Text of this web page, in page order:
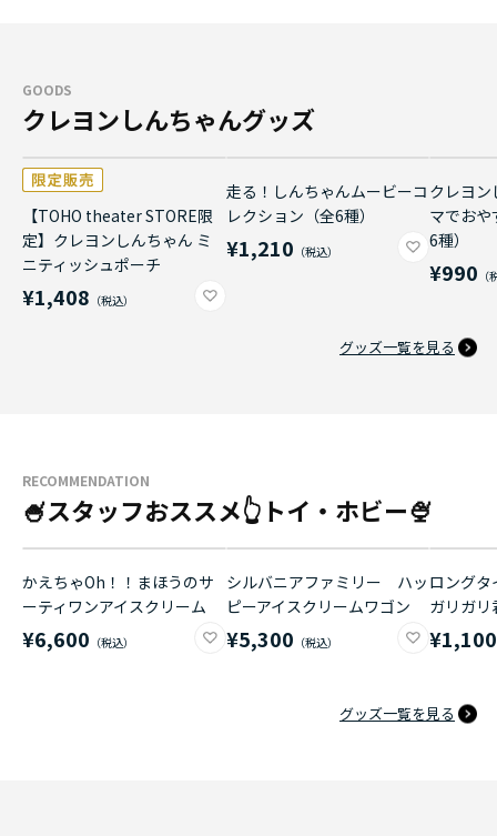
GOODS
クレヨンしんちゃんグッズ
【TOHO theater STORE限
定】クレヨンしんちゃん ミ
ニティッシュポーチ
¥1,408
走る！しんちゃんムービーコ
レクション（全6種）
¥1,210
クレヨ
マでお
6種）
¥990
グッズ一覧を見る
RECOMMENDATION
🍧スタッフおススメ👆トイ・ホビー🍨
かえちゃOh！！まほうのサ
ーティワンアイスクリーム
¥6,600
シルバニアファミリー ハッ
ピーアイスクリームワゴン
¥5,300
ロング
ガリガ
¥1,100
グッズ一覧を見る